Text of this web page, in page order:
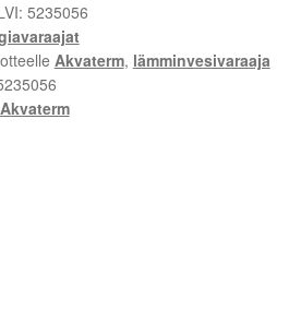
5235056
Akvaterm, lämminvesivaraaja
Akvaterm